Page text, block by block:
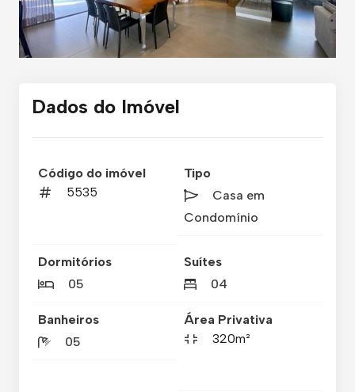
Dados do Imóvel
Código do imóvel
5535
Tipo
Casa em
Condomínio
Dormitórios
05
Suítes
04
Banheiros
05
Área Privativa
320m²